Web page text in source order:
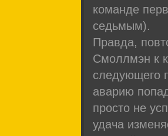
команде
седьмым).
Правда,
Смоллмэн к
следующего
аварию
просто не
удача